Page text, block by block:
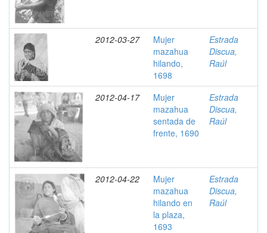
2012-03-27
Mujer
mazahua
hilando,
1698
Estrada
Discua,
Raúl
2012-04-17
Mujer
mazahua
sentada de
frente, 1690
Estrada
Discua,
Raúl
2012-04-22
Mujer
mazahua
hilando en
la plaza,
1693
Estrada
Discua,
Raúl